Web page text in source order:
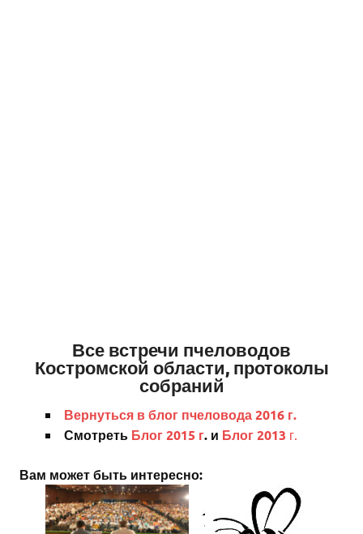
Все встречи пчеловодов
Костромской области, протоколы
собраний
Вернуться в блог пчеловода 2016 г.
Смотреть Блог 2015 г. и Блог 2013 г.
Вам может быть интересно: